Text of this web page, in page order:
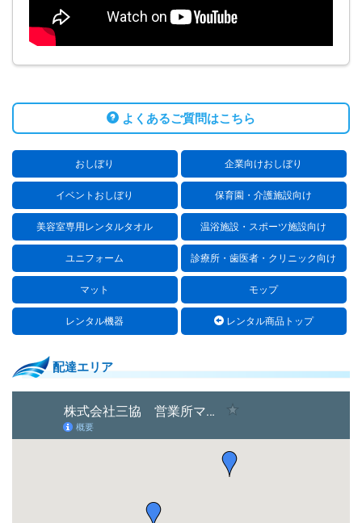
よくあるご質問はこちら
おしぼり 企業向けおしぼり
イベントおしぼり 保育園・介護施設向け
美容室専用レンタルタオル 温浴施設・スポーツ施設向け
ユニフォーム 診療所・歯医者・クリニック向け
マット モップ
レンタル機器 レンタル商品トップ
配達エリア